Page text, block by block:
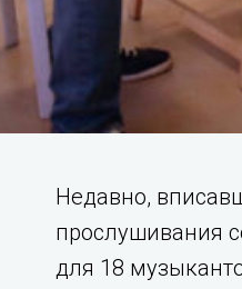
Недавно,
прослушивания
для 18